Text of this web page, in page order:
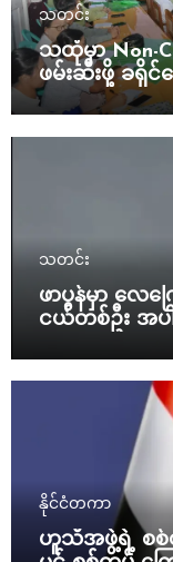
သတင်း
သထုံမှာ Non-
ဖမ်းဆီးဖို့ ခ
သတင်း
ဖာပွန်မှာ လေ
ငယ်တစ်ဦး အပ
နိုင်ငံတကာ
ဟူသီအဖွဲ့ရဲ့ စ